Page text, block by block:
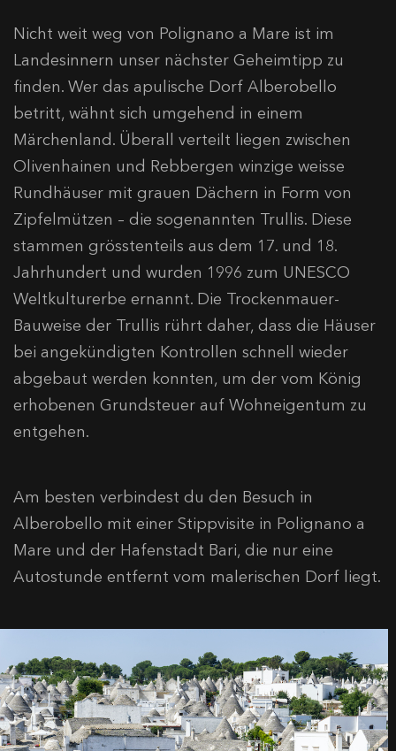
Nicht weit weg von Polignano a Mare ist im
Landesinnern unser nächster Geheimtipp zu
finden. Wer das apulische Dorf Alberobello
betritt, wähnt sich umgehend in einem
Märchenland. Überall verteilt liegen zwischen
Olivenhainen und Rebbergen winzige weisse
Rundhäuser mit grauen Dächern in Form von
Zipfelmützen – die sogenannten Trullis. Diese
stammen grösstenteils aus dem 17. und 18.
Jahrhundert und wurden 1996 zum UNESCO
Weltkulturerbe ernannt. Die Trockenmauer-
Bauweise der Trullis rührt daher, dass die Häuser
bei angekündigten Kontrollen schnell wieder
abgebaut werden konnten, um der vom König
erhobenen Grundsteuer auf Wohneigentum zu
entgehen.
Am besten verbindest du den Besuch in
Alberobello mit einer Stippvisite in Polignano a
Mare und der Hafenstadt Bari, die nur eine
Autostunde entfernt vom malerischen Dorf liegt.